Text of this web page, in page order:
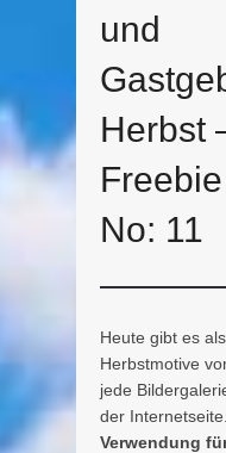
und
Herbst
Freebie
No: 11
Heute gibt es
Herbstmotive
jede
der
Verwendung